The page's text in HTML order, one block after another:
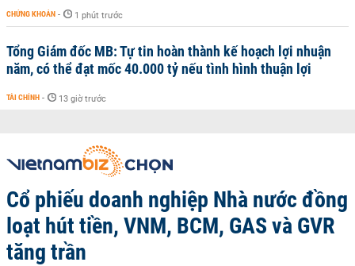
CHỨNG KHOÁN - 1 phút trước
Tổng Giám đốc MB: Tự tin hoàn thành kế hoạch lợi nhuận
năm, có thể đạt mốc 40.000 tỷ nếu tình hình thuận lợi
TÀI CHÍNH - 13 giờ trước
Cổ phiếu doanh nghiệp Nhà nước đồng
loạt hút tiền, VNM, BCM, GAS và GVR
tăng trần